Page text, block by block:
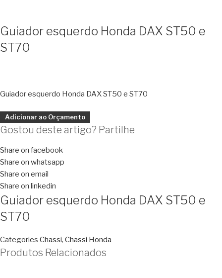
Guiador esquerdo Honda DAX ST50 e
ST70
Guiador esquerdo Honda DAX ST50 e ST70
Adicionar ao Orçamento
Gostou deste artigo? Partilhe
Share on facebook
Share on whatsapp
Share on email
Share on linkedin
Guiador esquerdo Honda DAX ST50 e
ST70
Categories Chassi, Chassi Honda
Produtos Relacionados